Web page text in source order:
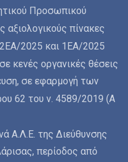
Προσωπικού
αξιολογικούς πίνακες
2025 και 1ΕΑ/2025
κενές οργανικές θέσεις
σε εφαρμογή των
62 του ν. 4589/2019 (Α
Α.Λ.Ε. της Διεύθυνσης
περίοδος από